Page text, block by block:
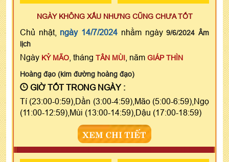
NGÀY KHÔNG XẤU NHƯNG CŨNG CHƯA TỐT
Chủ nhật, ngày 14/7/2024 nhằm ngày9/6/2024 Âm
lịch
Ngày KỶ MÃO , tháng TÂN MÙI , năm GIÁP THÌN
Hoàng đạo (kim đường hoàng đạo)
GIỜ TỐT TRONG NGÀY :
Tí (23:00-0:59),Dần (3:00-4:59),Mão (5:00-6:59),Ngọ
(11:00-12:59),Mùi (13:00-14:59),Dậu (17:00-18:59)
XEM CHI TIẾT